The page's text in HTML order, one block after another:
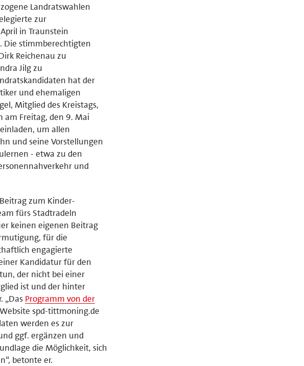
Landratswahlen
zur
in Traunstein
Die stimmberechtigten
Reichenau zu
Jilg zu
hat der
und ehemaligen
Mitglied des Kreistags,
am Freitag, den 9. Mai
um allen
und seine Vorstellungen
- etwa zu den
und
zum Kinder-
fürs Stadtradeln
keinen eigenen Beitrag
für die
engagierte
Kandidatur für den
der nicht bei einer
ist und der hinter
„Das Programm von der
spd-tittmoning.de
werden es zur
ggf. ergänzen und
die Möglichkeit, sich
betonte er.